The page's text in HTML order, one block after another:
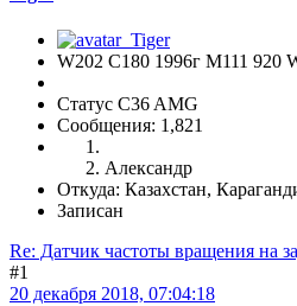
W202 C180 1996г М111 920
Статус C36 AMG
Сообщения: 1,821
Александр
Откуда: Казахстан,
Записан
Re: Датчик частоты вращения на
#1
20 декабря 2018, 07:04:18